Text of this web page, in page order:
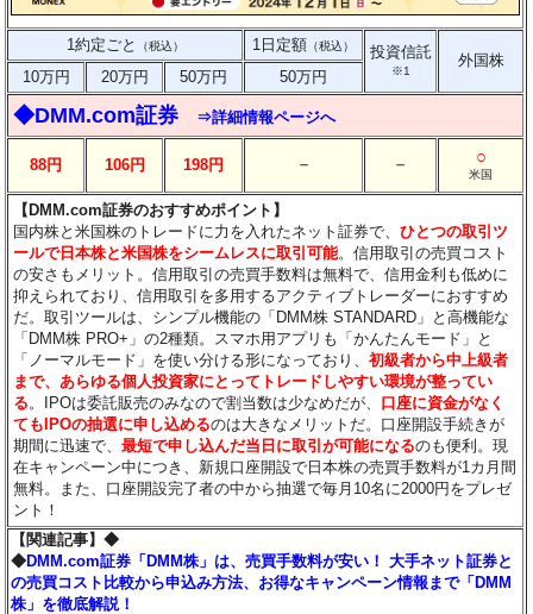
1約定ごと （税込） 1日定額 （税込） 投資信託
※1
外国株
10万円
20万円 50万円 50万円
◆DMM.com証券 ⇒詳細情報ページへ
88円 106円 198円 － － ○
米国
【DMM.com証券のおすすめポイント】
国内株と米国株のトレードに力を入れたネット証券で、ひとつの取引ツ
ールで日本株と米国株をシームレスに取引可能。信用取引の売買コスト
の安さもメリット。信用取引の売買手数料は無料で、信用金利も低めに
抑えられており、信用取引を多用するアクティブトレーダーにおすすめ
だ。取引ツールは、シンプル機能の「DMM株 STANDARD」と高機能な
「DMM株 PRO+」の2種類。スマホ用アプリも「かんたんモード」と
「ノーマルモード」を使い分ける形になっており、初級者から中上級者
まで、あらゆる個人投資家にとってトレードしやすい環境が整ってい
る 。IPOは委託販売のみなので割当数は少なめだが、 口座に資金がなく
てもIPOの抽選に申し込めるのは大きなメリットだ。口座開設手続きが
期間に迅速で、最短で申し込んだ当日に取引が可能になるのも便利。現
在キャンペーン中につき、新規口座開設で日本株の売買手数料が1カ月間
無料。また、口座開設完了者の中から抽選で毎月10名に2000円をプレゼ
ント！
【関連記事】◆
◆DMM.com証券「DMM株」は、売買手数料が安い！ 大手ネット証券と
の売買コスト比較から申込み方法、お得なキャンペーン情報まで「DMM
株」を徹底解説！